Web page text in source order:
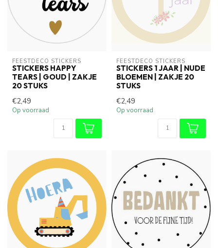
FEESTDECO STICKERS
STICKERS HAPPY
TEARS | GOUD | ZAKJE
20 STUKS
€2,49
Op voorraad
FEESTDECO STICKERS
STICKERS 1 JAAR | NUDE
BLOEMEN | ZAKJE 20
STUKS
€2,49
Op voorraad